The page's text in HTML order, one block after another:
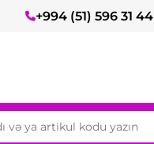
+994 (51) 596 31 44